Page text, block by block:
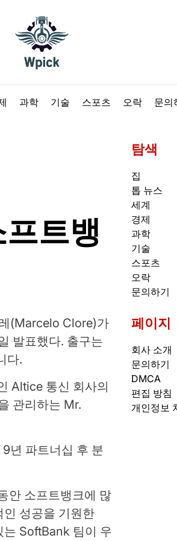
과학 기술 스포츠 오락 문의
트뱅
(Marcelo Clore)가
발표했다. 출구는
다.
Altice 통신 회사의
관리하는 Mr.
년 파트너십 후 분
안 소프트뱅크에 많
성공을 기원한
는 SoftBank 팀이 우
탐색
집
톱 뉴스
세계
경제
과학
기술
스포츠
오락
문의하기
페이지
회사 소개
문의하기
DMCA
편집 방침
개인정보